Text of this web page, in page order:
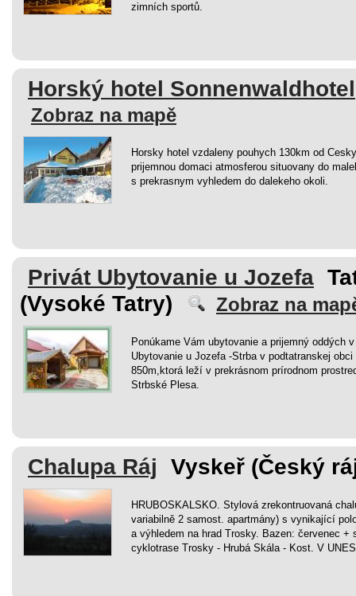
zimních sportů.
Horský hotel Sonnenwaldhotel
Zobraz na mapě
Horsky hotel vzdaleny pouhych 130km od
prijemnou domaci atmosferou situovany do
s prekrasnym vyhledem do dalekeho okoli.
Privát Ubytovanie u Jozefa
(Vysoké Tatry)
Zobraz na
Ponúkame Vám ubytovanie a prijemný oddých
Ubytovanie u Jozefa -Strba v podtatranskej
850m,ktorá leží v prekrásnom prírodnom
Strbské Plesa.
Chalupa Ráj Vyskeř (Český
HRUBOSKALSKO. Stylová zrekontruovaná
variabilně 2 samost. apartmány) s vynikající
a výhledem na hrad Trosky. Bazen: červenec +
cyklotrase Trosky - Hrubá Skála - Kost. V